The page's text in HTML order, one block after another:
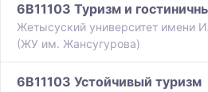
6B11103 Туризм и
Жетысуский университет имени
(ЖУ им. Жансугурова)
6B11103 Устойчивый туризм